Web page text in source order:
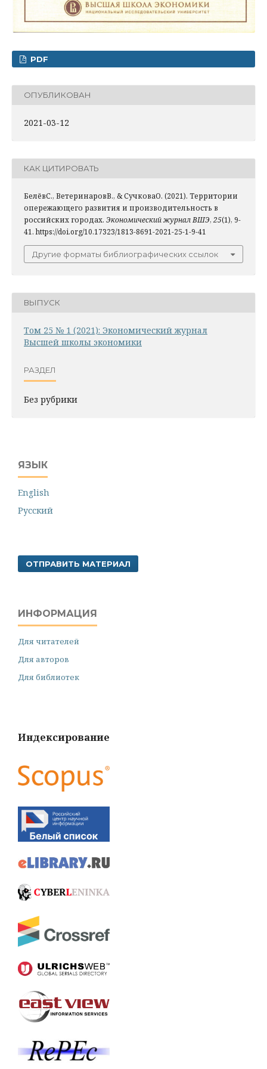
PDF
ОПУБЛИКОВАН
2021-03-12
КАК ЦИТИРОВАТЬ
БелёвС., ВетеринаровВ., & СучковаО. (2021). Территории
опережающего развития и производительность в
российских городах. Экономический журнал ВШЭ, 25(1), 9-
41. https://doi.org/10.17323/1813-8691-2021-25-1-9-41
Другие форматы библиографических ссылок
ВЫПУСК
Том 25 № 1 (2021): Экономический журнал
Высшей школы экономики
РАЗДЕЛ
Без рубрики
ЯЗЫК
English
Русский
ОТПРАВИТЬ МАТЕРИАЛ
ИНФОРМАЦИЯ
Для читателей
Для авторов
Для библиотек
Индексирование